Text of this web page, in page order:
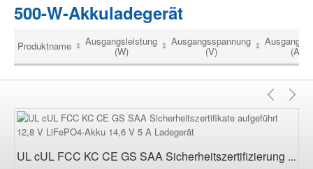
500-W-Akkuladegerät
Produktname Ausgangsleistung
(W)
Ausgangsspannung
(V) (A)
UL cUL FCC KC CE GS SAA Sicherheitszertifizierung ...